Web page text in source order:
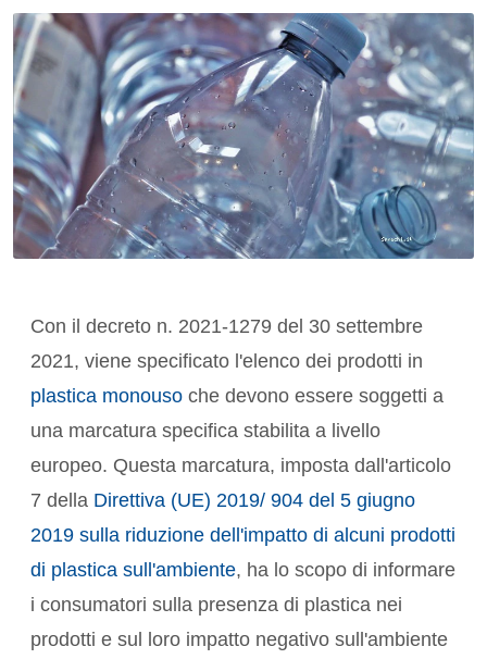
Con il decreto n. 2021-1279 del 30 settembre
2021, viene specificato l'elenco dei prodotti in
plastica monouso che devono essere soggetti a
una marcatura specifica stabilita a livello
europeo. Questa marcatura, imposta dall'articolo
7 della Direttiva (UE) 2019/ 904 del 5 giugno
2019 sulla riduzione dell'impatto di alcuni prodotti
di plastica sull'ambiente, ha lo scopo di informare
i consumatori sulla presenza di plastica nei
prodotti e sul loro impatto negativo sull'ambiente